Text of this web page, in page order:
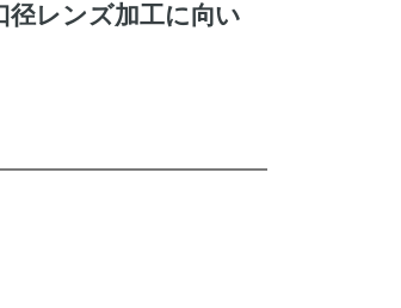
径レンズ加工に向い